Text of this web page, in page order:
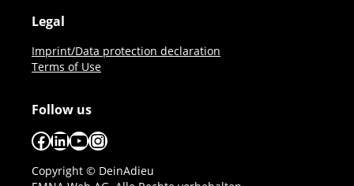
Legal
Imprint/Data protection declaration
Terms of Use
Follow us
Facebook
LinkedIn
YouTube
Instagram
Copyright © DeinAdieu